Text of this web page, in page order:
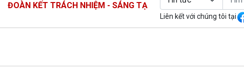
ĐOÀN KẾT TRÁCH NHIỆM - SÁNG TẠO HIỆU QUẢ - TĂNG TỐC VỀ
Liên kết với chúng tôi tại